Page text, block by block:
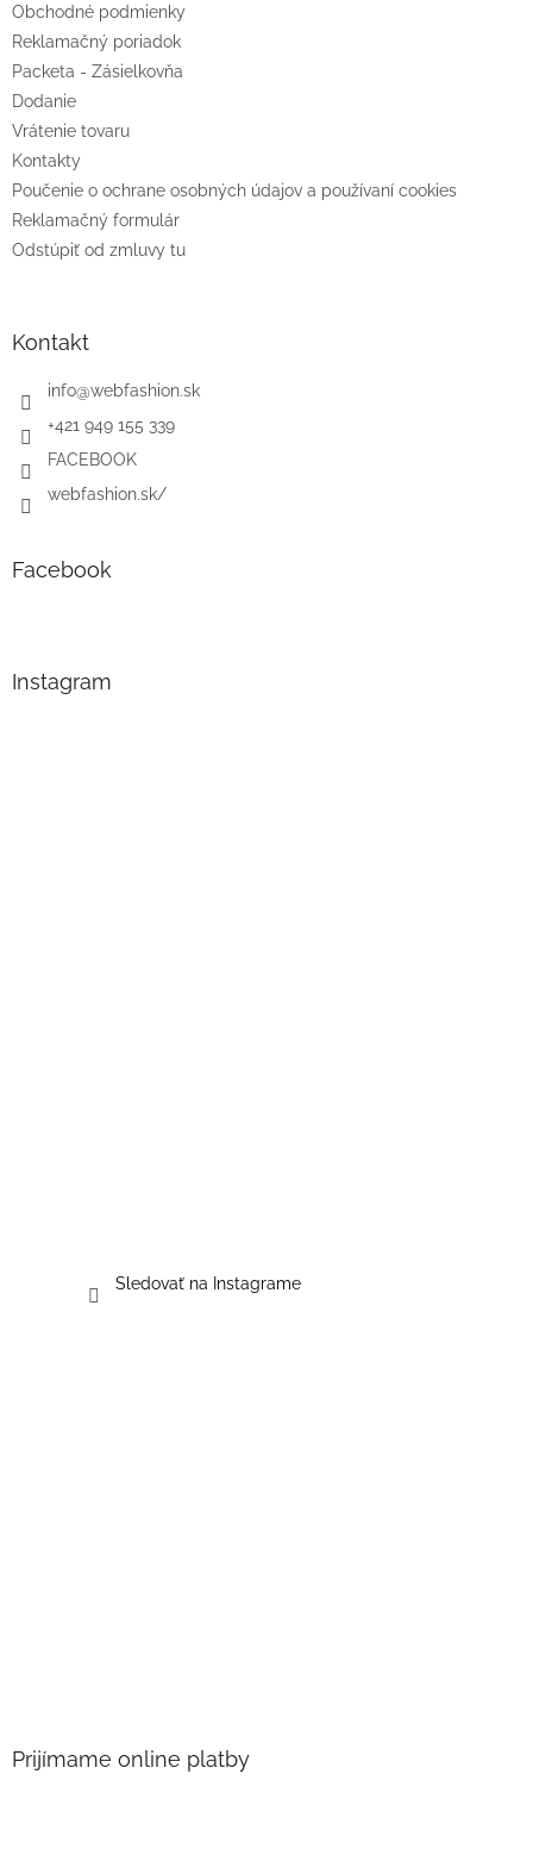
eObchodné podmienky
Reklamačný poriadok
Packeta - Zásielkovňa
Dodanie
Vrátenie tovaru
Kontakty
Poučenie o ochrane osobných údajov a používaní cookies
Reklamačný formulár
Odstúpiť od zmluvy tu
Kontakt
info@webfashion.sk
+421 949 155 339
FACEBOOK
webfashion.sk/
Facebook
Instagram
Sledovať na Instagrame
Prijímame online platby